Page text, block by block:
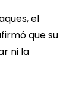
el
que su
ni la